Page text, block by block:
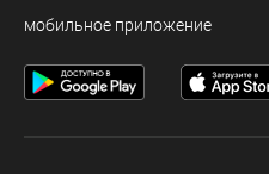
мобильное приложение